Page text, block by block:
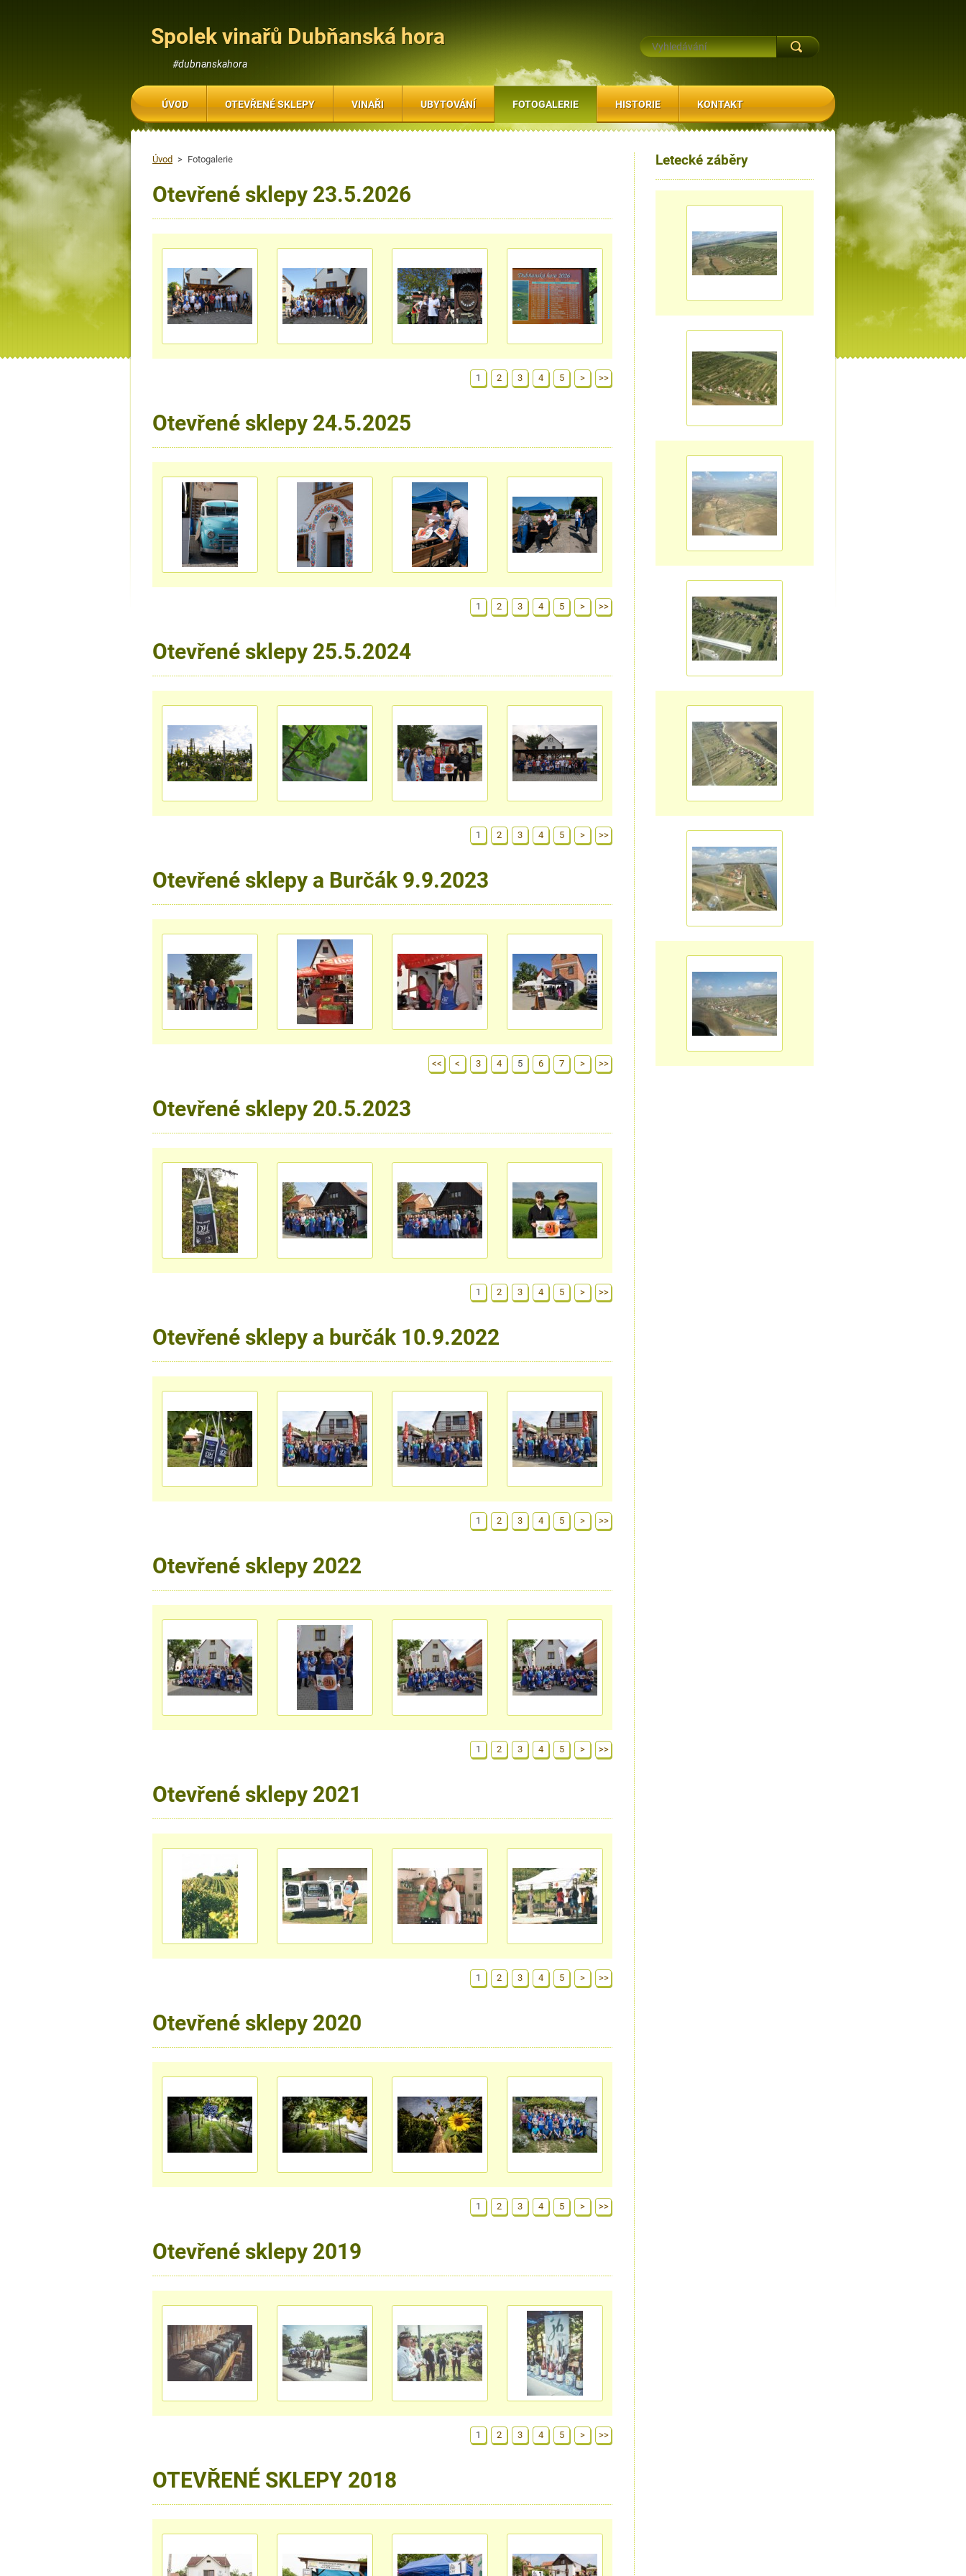
Spolek vinařů Dubňanská hora
#dubnanskahora
Úvod > Fotogalerie
Otevřené sklepy 23.5.2026
1 2 3 4 5 > >>
Otevřené sklepy 24.5.2025
1 2 3 4 5 > >>
Otevřené sklepy 25.5.2024
1 2 3 4 5 > >>
Otevřené sklepy a Burčák 9.9.2023
<< < 3 4 5 6 7 > >>
Otevřené sklepy 20.5.2023
1 2 3 4 5 > >>
Otevřené sklepy a burčák 10.9.2022
1 2 3 4 5 > >>
Otevřené sklepy 2022
1 2 3 4 5 > >>
Otevřené sklepy 2021
1 2 3 4 5 > >>
Otevřené sklepy 2020
1 2 3 4 5 > >>
Otevřené sklepy 2019
1 2 3 4 5 > >>
OTEVŘENÉ SKLEPY 2018
Letecké záběry
ÚVOD OTEVŘENÉ SKLEPY VINAŘI UBYTOVÁNÍ FOTOGALERIE HISTORIE KONTAKT